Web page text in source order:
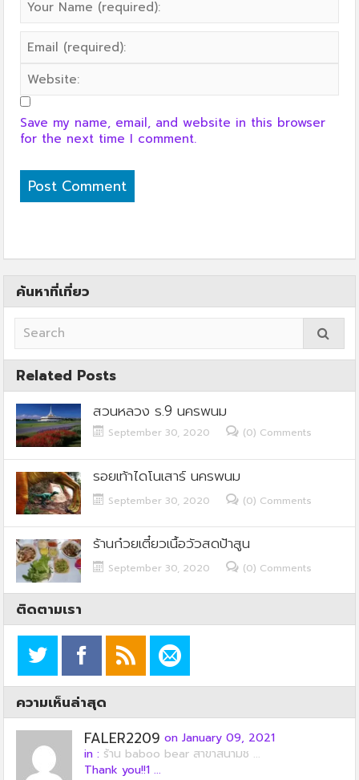
Save my name, email, and website in this browser
for the next time I comment.
ค้นหาที่เที่ยว
Related Posts
สวนหลวง ร.9 นครพนม
September 30, 2020 (0) Comments
รอยเท้าไดโนเสาร์ นครพนม
September 30, 2020 (0) Comments
ร้านก๋วยเตี๋ยวเนื้อวัวสดป้าสูน
September 30, 2020 (0) Comments
ติดตามเรา
ความเห็นล่าสุด
FALER2209 on January 09, 2021
in : ร้าน baboo bear สาขาสนามช ...
Thank you!!1 ...